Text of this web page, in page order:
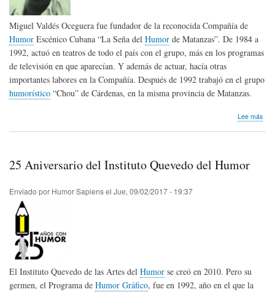
Miguel Valdés Oceguera fue fundador de la reconocida Compañía de
Humor Escénico Cubana “La Seña del Humor de Matanzas”. De 1984 a
1992, actuó en teatros de todo el país con el grupo, más en los programas
de televisión en que aparecían. Y además de actuar, hacía otras
importantes labores en la Compañía. Después de 1992 trabajó en el grupo
humorístico “Chou” de Cárdenas, en la misma provincia de Matanzas.
Lee más
25 Aniversario del Instituto Quevedo del Humor
Enviado por Humor Sapiensel Jue, 09/02/2017 - 19:37
El Instituto Quevedo de las Artes del Humor se creó en 2010. Pero su
germen, el Programa de Humor Gráfico, fue en 1992, año en el que la